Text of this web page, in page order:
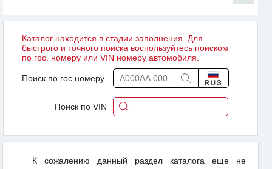
Каталог находится в стадии заполнения. Для
быстрого и точного поиска воспользуйтесь поиском
по гос. номеру или VIN номеру автомобиля.
Поиск по гос.номеру
Поиск по VIN
К сожалению данный раздел каталога еще не